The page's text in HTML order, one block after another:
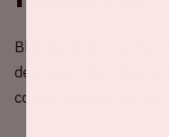
Blijf als eerste op de
de ArenA! Mis niks en
concertnieuwsbrief via